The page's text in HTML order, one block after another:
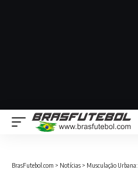
BrasFutebol.com > Notícias > Musculação Urbana: A